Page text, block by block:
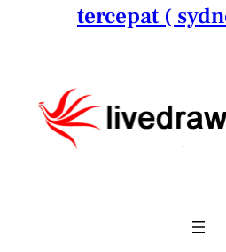
tercepat (